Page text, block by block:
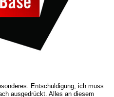
Entschuldigung, ich muss
ausgedrückt. Alles an diesem